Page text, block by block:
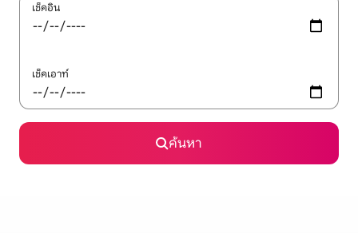
เช็คอิน
เช็คเอาท์
ค้นหา